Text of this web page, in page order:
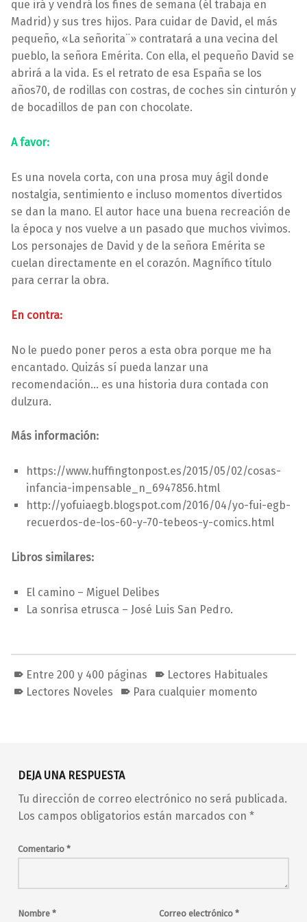
que irá y vendrá los fines de semana (él trabaja en
Madrid) y sus tres hijos. Para cuidar de David, el más
pequeño, «La señorita¨» contratará a una vecina del
pueblo, la señora Emérita. Con ella, el pequeño David se
abrirá a la vida. Es el retrato de esa España se los
años70, de rodillas con costras, de coches sin cinturón y
de bocadillos de pan con chocolate.
A favor:
Es una novela corta, con una prosa muy ágil donde
nostalgia, sentimiento e incluso momentos divertidos
se dan la mano. El autor hace una buena recreación de
la época y nos vuelve a un pasado que muchos vivimos.
Los personajes de David y de la señora Emérita se
cuelan directamente en el corazón. Magnífico título
para cerrar la obra.
En contra:
No le puedo poner peros a esta obra porque me ha
encantado. Quizás sí pueda lanzar una
recomendación… es una historia dura contada con
dulzura.
Más información:
https://www.huffingtonpost.es/2015/05/02/cosas-
infancia-impensable_n_6947856.html
http://yofuiaegb.blogspot.com/2016/04/yo-fui-egb-
recuerdos-de-los-60-y-70-tebeos-y-comics.html
Libros similares:
El camino – Miguel Delibes
La sonrisa etrusca – José Luis San Pedro.
Entre 200 y 400 páginas
Lectores Habituales
Lectores Noveles
Para cualquier momento
DEJA UNA RESPUESTA
Tu dirección de correo electrónico no será publicada.
Los campos obligatorios están marcados con *
Comentario *
Nombre * Correo electrónico *